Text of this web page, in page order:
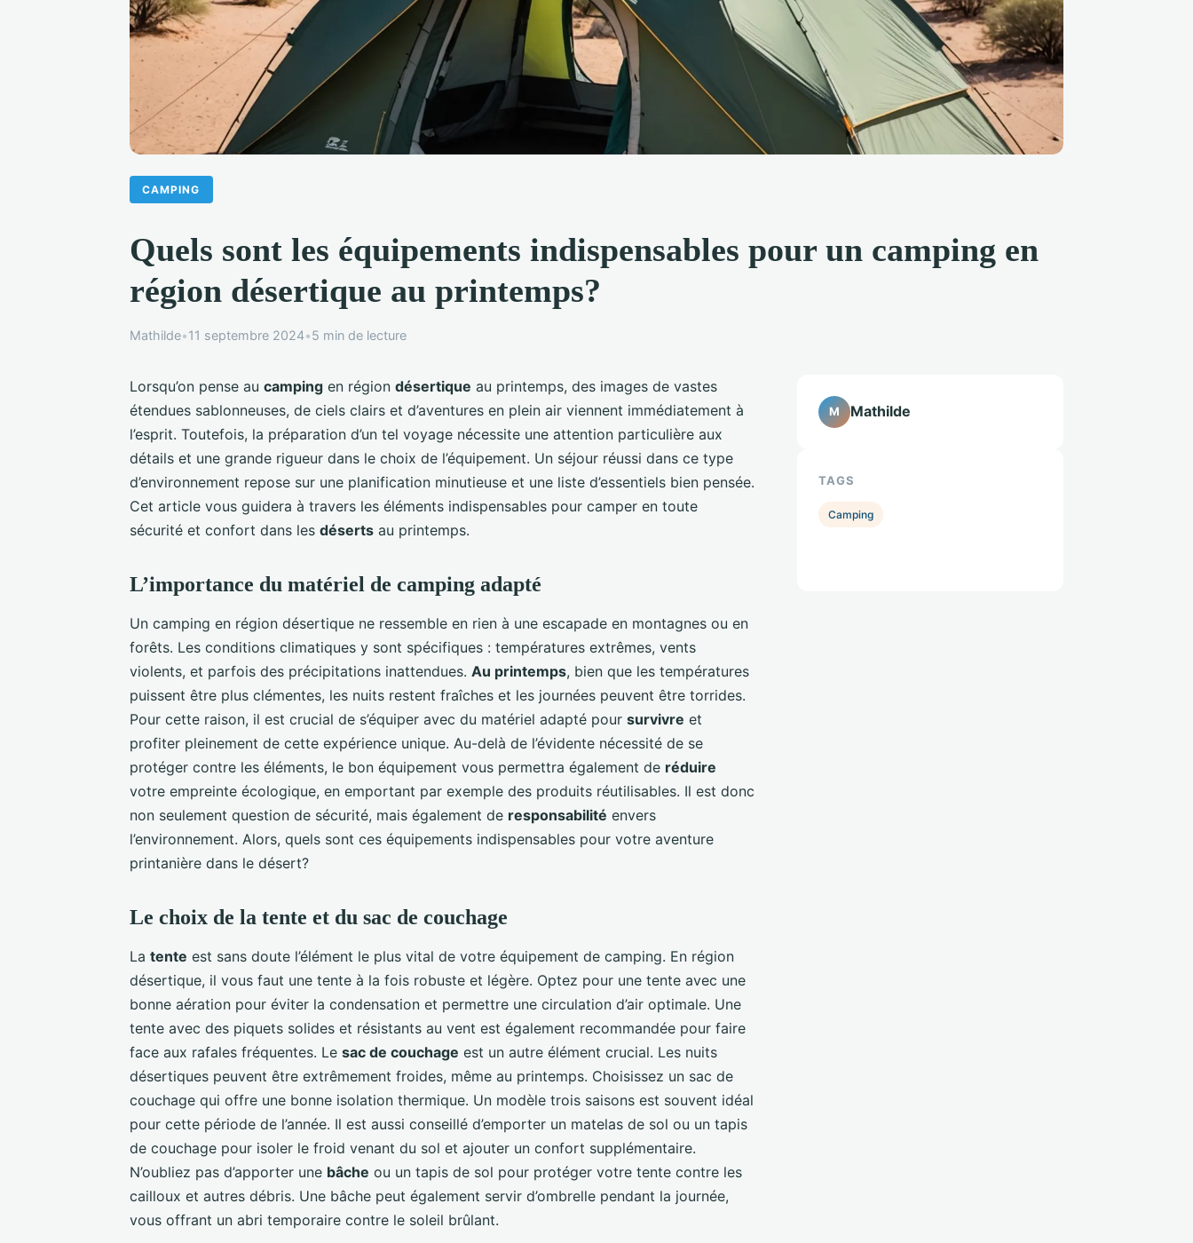
CAMPING
Quels sont les équipements indispensables pour un camping en
région désertique au printemps?
Mathilde•11 septembre 2024•5 min de lecture
Lorsqu’on pense au camping en région désertique au printemps, des images de vastes
étendues sablonneuses, de ciels clairs et d’aventures en plein air viennent immédiatement à
l’esprit. Toutefois, la préparation d’un tel voyage nécessite une attention particulière aux
détails et une grande rigueur dans le choix de l’équipement. Un séjour réussi dans ce type
d’environnement repose sur une planification minutieuse et une liste d’essentiels bien pensée.
Cet article vous guidera à travers les éléments indispensables pour camper en toute
sécurité et confort dans les déserts au printemps.
L’importance du matériel de camping adapté
Un camping en région désertique ne ressemble en rien à une escapade en montagnes ou en
forêts. Les conditions climatiques y sont spécifiques : températures extrêmes, vents
violents, et parfois des précipitations inattendues. Au printemps, bien que les températures
puissent être plus clémentes, les nuits restent fraîches et les journées peuvent être torrides.
Pour cette raison, il est crucial de s’équiper avec du matériel adapté pour survivre et
profiter pleinement de cette expérience unique. Au-delà de l’évidente nécessité de se
protéger contre les éléments, le bon équipement vous permettra également de réduire
votre empreinte écologique, en emportant par exemple des produits réutilisables. Il est donc
non seulement question de sécurité, mais également de responsabilité envers
l’environnement. Alors, quels sont ces équipements indispensables pour votre aventure
printanière dans le désert?
Le choix de la tente et du sac de couchage
La tente est sans doute l’élément le plus vital de votre équipement de camping. En région
désertique, il vous faut une tente à la fois robuste et légère. Optez pour une tente avec une
bonne aération pour éviter la condensation et permettre une circulation d’air optimale. Une
tente avec des piquets solides et résistants au vent est également recommandée pour faire
face aux rafales fréquentes. Le sac de couchage est un autre élément crucial. Les nuits
désertiques peuvent être extrêmement froides, même au printemps. Choisissez un sac de
couchage qui offre une bonne isolation thermique. Un modèle trois saisons est souvent idéal
pour cette période de l’année. Il est aussi conseillé d’emporter un matelas de sol ou un tapis
de couchage pour isoler le froid venant du sol et ajouter un confort supplémentaire.
N’oubliez pas d’apporter une bâche ou un tapis de sol pour protéger votre tente contre les
cailloux et autres débris. Une bâche peut également servir d’ombrelle pendant la journée,
vous offrant un abri temporaire contre le soleil brûlant.
M Mathilde
TAGS
Camping